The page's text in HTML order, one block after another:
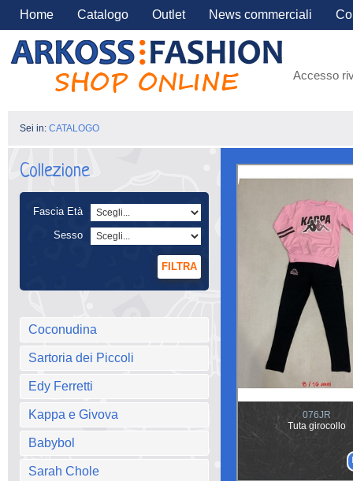
Home Catalogo Outlet News commerciali
Accesso
Sei in: CATALOGO
Collezione
Fascia Età
Sesso
FILTRA
Coconudina
Sartoria dei Piccoli
Edy Ferretti
Kappa e Givova
Babybol
Sarah Chole
076JR
Tuta girocollo